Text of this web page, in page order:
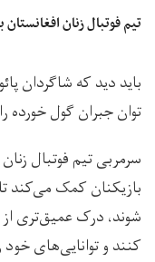
تیم فوتبال زنان
باید دید که شاگردان
توان جبران گول خورده
سرمربی تیم فوتبال
بازیکنان کمک می‌کند
شوند، درک عمیق‌تری از
کنند و توانایی‌های